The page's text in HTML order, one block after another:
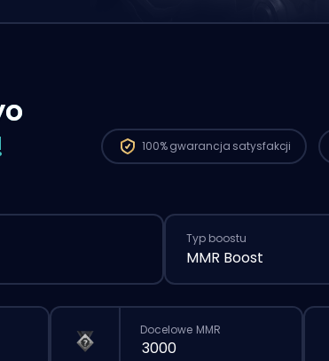
100%gwarancja satysfakcji
Typ boostu
MMR Boost
Docelowe MMR